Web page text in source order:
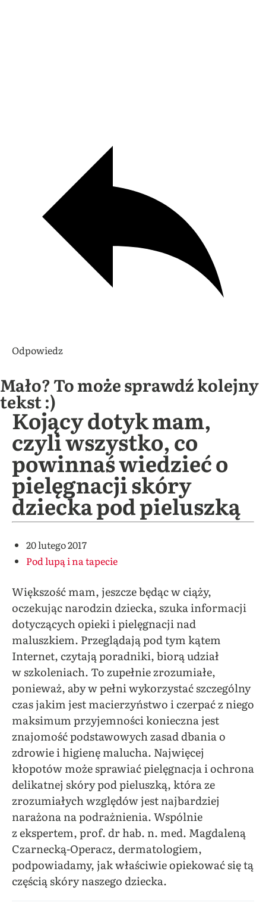
Odpowiedz
Mało? To może sprawdź kolejny
tekst :)
Kojący dotyk mam,
czyli wszystko, co
powinnaś wiedzieć o
pielęgnacji skóry
dziecka pod pieluszką
20 lutego 2017
Pod lupą i na tapecie
Większość mam, jeszcze będąc w ciąży,
oczekując narodzin dziecka, szuka informacji
dotyczących opieki i pielęgnacji nad
maluszkiem. Przeglądają pod tym kątem
Internet, czytają poradniki, biorą udział
w szkoleniach. To zupełnie zrozumiałe,
ponieważ, aby w pełni wykorzystać szczególny
czas jakim jest macierzyństwo i czerpać z niego
maksimum przyjemności konieczna jest
znajomość podstawowych zasad dbania o
zdrowie i higienę malucha. Najwięcej
kłopotów może sprawiać pielęgnacja i ochrona
delikatnej skóry pod pieluszką, która ze
zrozumiałych względów jest najbardziej
narażona na podrażnienia. Wspólnie
z ekspertem, prof. dr hab. n. med. Magdaleną
Czarnecką-Operacz, dermatologiem,
podpowiadamy, jak właściwie opiekować się tą
częścią skóry naszego dziecka.